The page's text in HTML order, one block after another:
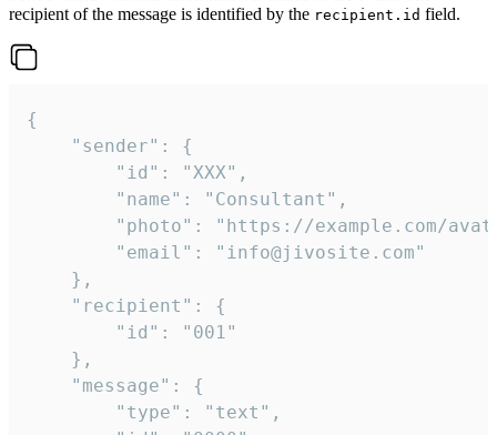
recipient of the message is identified by the recipient.id field.
{